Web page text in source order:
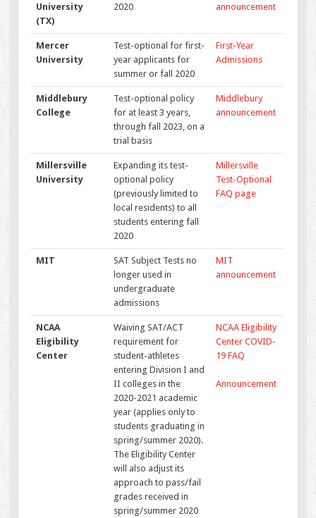
University
(TX)
2020
announcement
Mercer
University
Test-optional for first-
year applicants for
summer or fall 2020
First-Year
Admissions
Middlebury
College
Test-optional policy
for at least 3 years,
through fall 2023, on a
trial basis
Middlebury
announcement
Millersville
University
Expanding its test-
optional policy
(previously limited to
local residents) to all
students entering fall
2020
Millersville
Test-Optional
FAQ page
MIT
SAT Subject Tests no
longer used in
undergraduate
admissions
MIT
announcement
NCAA
Eligibility
Center
Waiving SAT/ACT
requirement for
student-athletes
entering Division I and
II colleges in the
2020-2021 academic
year (applies only to
students graduating in
spring/summer 2020).
The Eligibility Center
will also adjust its
approach to pass/fail
grades received in
spring/summer 2020
NCAA Eligibility
Center COVID-
19 FAQ
Announcement